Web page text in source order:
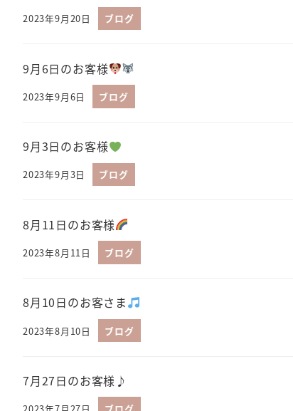
2023年9月20日 ブログ
9月6日のお客様
2023年9月6日 ブログ
9月3日のお客様
2023年9月3日 ブログ
8月11日のお客様
2023年8月11日 ブログ
8月10日のお客さま
2023年8月10日 ブログ
7月27日のお客様♪